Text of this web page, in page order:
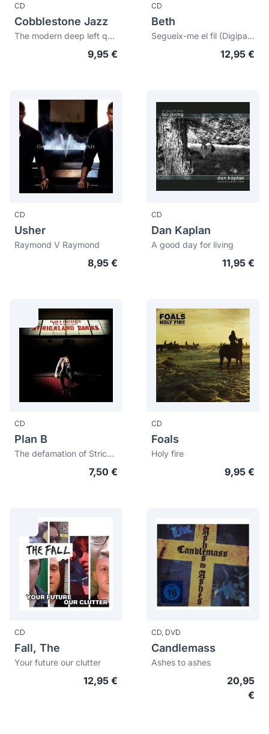
CD
Cobblestone Jazz
The modern deep left quartet
9,95 €
CD
Beth
Segueix-me el fil (Digipack)
12,95 €
CD
Usher
Raymond V Raymond
8,95 €
CD
Dan Kaplan
A good day for living
11,95 €
CD
Plan B
The defamation of Strickland Banks
7,50 €
CD
Foals
Holy fire
9,95 €
CD
Fall, The
Your future our clutter
12,95 €
CD, DVD
Candlemass
Ashes to ashes
20,95
€